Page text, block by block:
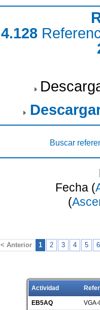
4.128
Buscar
Fecha (
(
< Anterior 1 2 3 4 5 6
Actividad
EB5AQ